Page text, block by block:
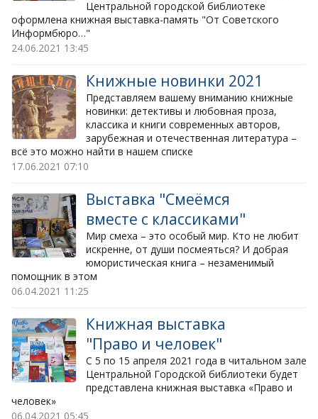
Центральной городской библиотеке
оформлена книжная выставка-память "От Советского
Информбюро…"
24.06.2021 13:45
Книжные новинки 2021
Представляем вашему вниманию книжные
новинки: детективы и любовная проза,
классика и книги современных авторов,
зарубежная и отечественная литература –
всё это можно найти в нашем списке
17.06.2021 07:10
Выставка "Смеёмся
вместе с классиками"
​Мир смеха – это особый мир. Кто не любит
искренне, от души посмеяться? И добрая
юмористическая книга – незаменимый
помощник в этом
06.04.2021 11:25
Книжная выставка
"Право и человек"
​С 5 по 15 апреля 2021 года в читальном зале
Центральной Городской библиотеки будет
представлена книжная выставка «Право и
человек»
06.04.2021 05:45